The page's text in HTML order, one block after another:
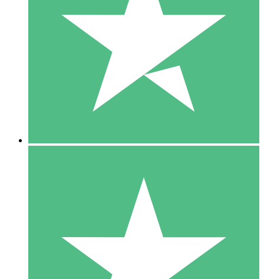
Zahlen Sie nach Bedarf mit Download-Credits. Keine
monatliche Verpflichtung erforderlich.
10 00
10 Downloads
20 00